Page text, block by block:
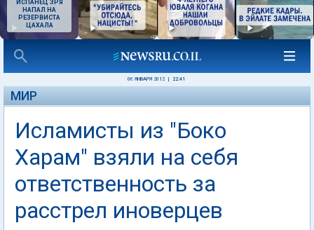
ИСПАНЕЦ ЗРЯ
НАПАЛ НА
РЕЗЕРВИСТА
ЦАХАЛА
06 ЯНВАРЯ 2012 22:41
МИР
Исламисты из "Боко
Харам" взяли на себя
ответственность за
расстрел иноверцев